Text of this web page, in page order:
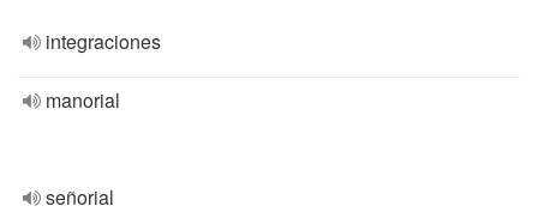
integraciones
manorial
señorial